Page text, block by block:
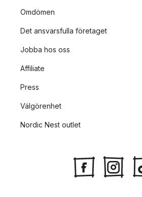
Omdömen
Det ansvarsfulla företaget
Jobba hos oss
Affiliate
Press
Välgörenhet
Nordic Nest outlet